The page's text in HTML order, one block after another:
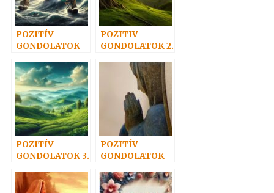
POZITÍV
GONDOLATOK
POZITIV
GONDOLATOK 2.
POZITÍV
GONDOLATOK 3.
POZITÍV
GONDOLATOK